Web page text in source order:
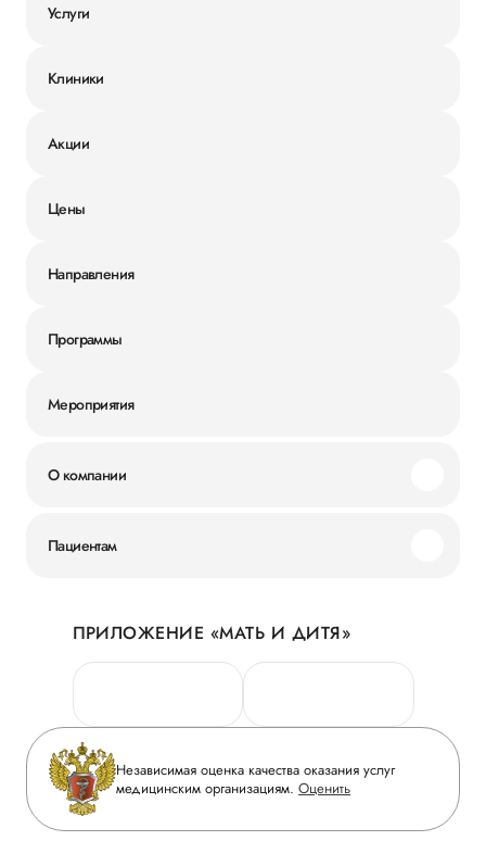
Услуги
Клиники
Акции
Цены
Направления
Программы
Мероприятия
О компании
Новости
Руководство
Сотрудничество
Инвесторам
Журнал «Мать и дитя»
Вакансии
Пациентам
Личный кабинет
Персональные данные
Горячая линия качества
Вопрос-ответ
Приложение пациента
Статьи
ПРИЛОЖЕНИЕ «МАТЬ И ДИТЯ»
Независимая оценка качества оказания услуг
медицинским организациям. Оценить